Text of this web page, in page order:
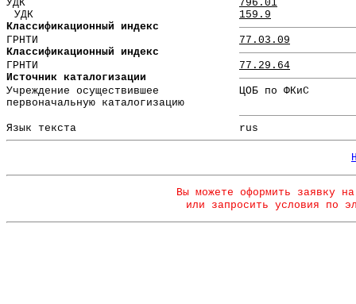
УДК
796.01
УДК
159.9
Классификационный индекс
ГРНТИ
77.03.09
Классификационный индекс
ГРНТИ
77.29.64
Источник каталогизации
Учреждение осуществившее
первоначальную каталогизацию
ЦОБ по ФКиС
Язык текста rus
Вы можете оформить заявку
или запросить условия по